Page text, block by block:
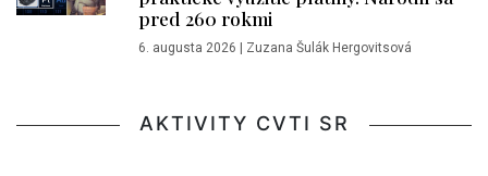
pred 260 rokmi
6. augusta 2026 Zuzana Šulák Hergovitsová
AKTIVITY CVTI SR